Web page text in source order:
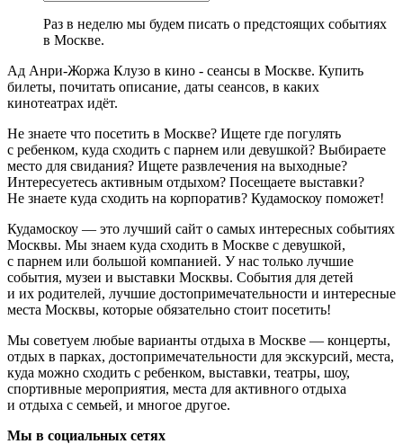
Раз в неделю мы будем писать о предстоящих событиях
в Москве.
Ад Анри-Жоржа Клузо в кино - сеансы в Москве. Купить
билеты, почитать описание, даты сеансов, в каких
кинотеатрах идёт.
Не знаете что посетить в Москве? Ищете где погулять
с ребенком, куда сходить с парнем или девушкой? Выбираете
место для свидания? Ищете развлечения на выходные?
Интересуетесь активным отдыхом? Посещаете выставки?
Не знаете куда сходить на корпоратив? Кудамоскоу поможет!
Кудамоскоу — это лучший сайт о самых интересных событиях
Москвы. Мы знаем куда сходить в Москве с девушкой,
с парнем или большой компанией. У нас только лучшие
события, музеи и выставки Москвы. События для детей
и их родителей, лучшие достопримечательности и интересные
места Москвы, которые обязательно стоит посетить!
Мы советуем любые варианты отдыха в Москве — концерты,
отдых в парках, достопримечательности для экскурсий, места,
куда можно сходить с ребенком, выставки, театры, шоу,
спортивные мероприятия, места для активного отдыха
и отдыха с семьей, и многое другое.
Мы в социальных сетях